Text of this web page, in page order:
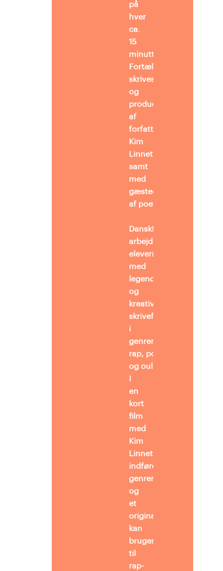
på
hver
ca.
15
minutter.
Fortællingen
skrives
og
produceres
af
forfatter, poetry
Kim
Linnet
samt
med
gæsteoptræden
af poetry slammer
Danskfagligt
arbejder
eleverne
med
legende
og
kreative
skriveforløb
i
genrerne
rap, poetry slam
og oulipo.
en
kort
film
med
Kim
Linnet
indføres eleverne i
genren
og
et
originalt, nyproduceret
kan
bruges
til
rap-